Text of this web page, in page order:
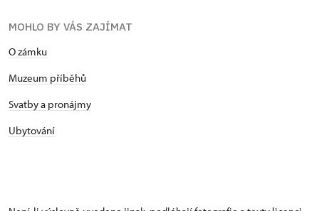
MOHLO BY VÁS ZAJÍMAT
O zámku
Muzeum příběhů
Svatby a pronájmy
Ubytování